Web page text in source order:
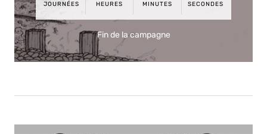
JOURNÉES HEURES MINUTES SECONDES
Fin de la campagne